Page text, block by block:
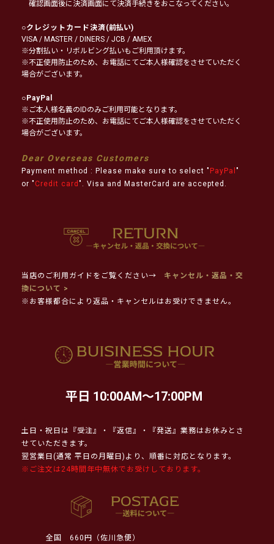
確認画面後に決済画面にて決済手続きをおこなってください。
○クレジットカード決済(前払い)
VISA / MASTER / DINERS / JCB / AMEX
※分割払い・リボルビング払いもご利用頂けます。
※不正使用防止のため、お電話にてご本人様確認をさせていただく
場合がございます。
○PayPal
※ご本人様名義のIDのみご利用可能となります。
※不正使用防止のため、お電話にてご本人様確認をさせていただく
場合がございます。
Dear Overseas Customers
Payment method : Please make sure to select " PayPal "
or " Credit card ". Visa and MasterCard are accepted.
当店のご利用ガイドをご覧ください→
キャンセル・返品・交
換について >
※お客様都合により返品・キャンセルはお受けできません。
平日 10:00AM～17:00PM
土日・祝日は『受注』・『返信』・『発送』業務はお休みとさ
せていただきます。
翌営業日(通常 平日の月曜日)より、順番に対応となります。
※ご注文は24時間年中無休でお受けしております。
全国
660円（佐川急便）